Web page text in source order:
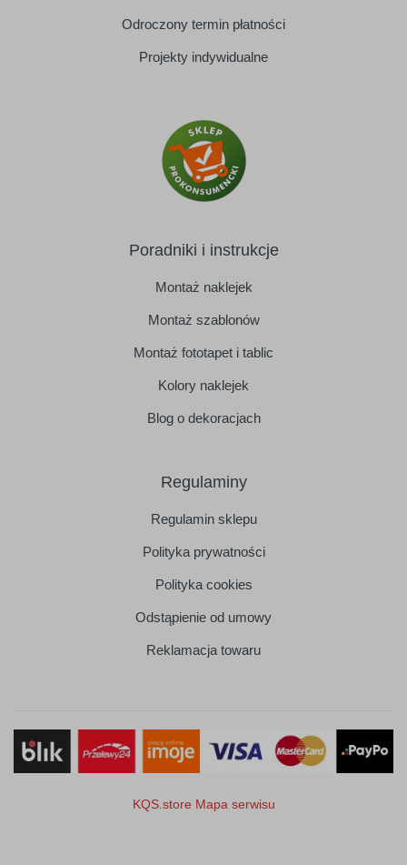
Odroczony termin płatności
Projekty indywidualne
Poradniki i instrukcje
Montaż naklejek
Montaż szablonów
Montaż fototapet i tablic
Kolory naklejek
Blog o dekoracjach
Regulaminy
Regulamin sklepu
Polityka prywatności
Polityka cookies
Odstąpienie od umowy
Reklamacja towaru
KQS.store Mapa serwisu